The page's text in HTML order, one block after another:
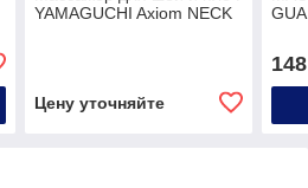
YAMAGUCHI Axiom NECK
Цену уточняйте